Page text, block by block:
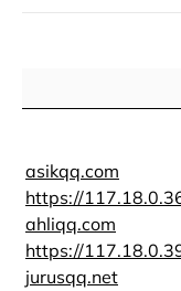
asikqq.com
https://
ahliqq.com
https://
jurusqq.net